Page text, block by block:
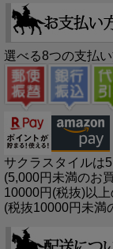
選べる8つの支払
サクラスタイルは
(5,000円未満のお
10000円(税抜)以
(税抜10000円未満